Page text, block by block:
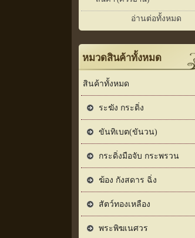
อ่านต่อทั้งหมด
หมวดสินค้าทั้งหมด
สินค้าทั้งหมด
ระฆัง กระดิ่ง
ขันทิเบต(ขันวน)
กระดิ่งมือจับ กระพรวน
ฆ้อง กังสดาร ฉิ่ง
สัตว์ทองเหลือง
พระพิฆเนศวร